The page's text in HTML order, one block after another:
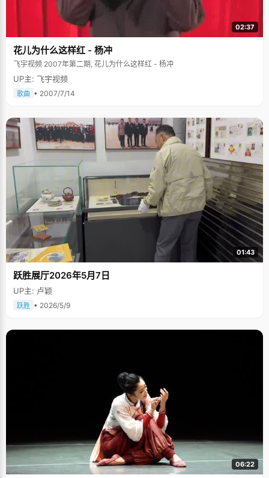
02:37
花儿为什么这样红 - 杨冲
飞宇视频 2007年第二期, 花儿为什么这样红 - 杨冲
UP主: 飞宇视频
歌曲 • 2007/7/14
01:43
跃胜展厅2026年5月7日
UP主: 卢颖
跃胜 • 2026/5/9
06:22